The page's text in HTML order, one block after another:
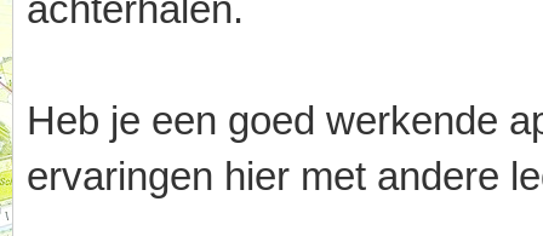
achterhalen.
Heb je een goed werkende
ervaringen hier met andere